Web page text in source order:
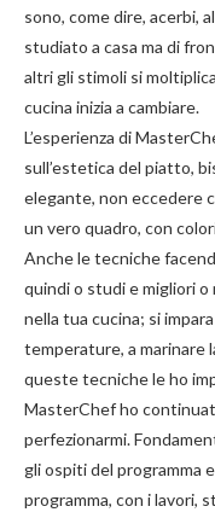
sono, come dire, acerbi,
studiato a casa ma di
altri gli stimoli si
cucina inizia a cambiare.
L’esperienza di
sull’estetica del piatto,
elegante, non eccedere
un vero quadro, con
Anche le tecniche
quindi o studi e migliori o
nella tua cucina; si
temperature, a marinare
queste tecniche le ho
MasterChef ho
perfezionarmi.
gli ospiti del programma
programma, con i lavori,